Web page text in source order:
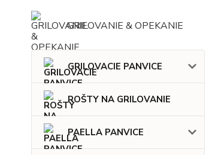
GRILOVANIE & OPEKANIE
GRILOVACIE PANVICE
ROŠTY NA GRILOVANIE
PAELLA PANVICE